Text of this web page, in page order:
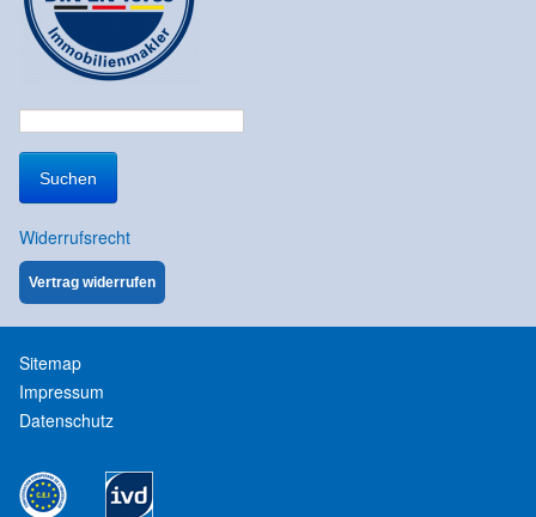
Suchen
nach:
Widerrufsrecht
Vertrag widerrufen
Sitemap
Impressum
Datenschutz